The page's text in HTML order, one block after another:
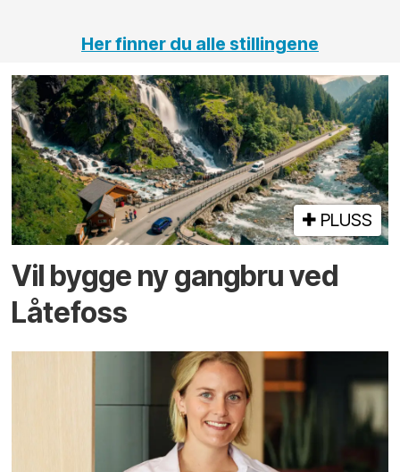
Her finner du alle stillingene
PLUSS
Vil bygge ny gangbru ved
Låtefoss